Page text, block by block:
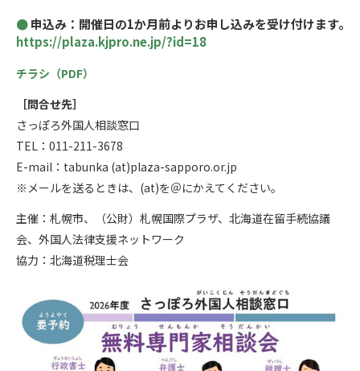
申込み：開催日の1か月前よりお申し込みを受け付けます。
https://plaza.kjpro.ne.jp/?id=18
チラシ（PDF）
［問合せ先］
さっぽろ外国人相談窓口
TEL：011-211-3678
E-mail：tabunka (at)plaza-sapporo.or.jp
※メールを送るときは、(at)を＠にかえてください。
主催：札幌市、（公財）札幌国際プラザ、北海道在留手続協議
会、外国人法律支援ネットワーク
協力：北海道税理士会